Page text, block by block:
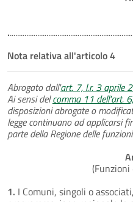
.
Nota relativa all'articolo 4
Abrogato dall'art. 7, l.r. 3 aprile
Ai sensi delcomma 11 dell'art.
disposizioni abrogate o
legge continuano ad applicarsi
parte della Regione delle
(Funzioni
1. I Comuni, singoli o